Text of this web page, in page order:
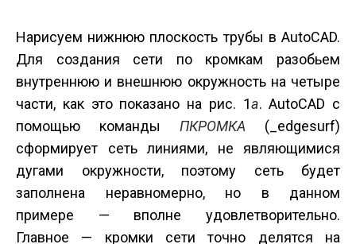
Нарисуем нижнюю плоскость трубы в AutoCAD.
Для создания сети по кромкам разобьем
внутреннюю и внешнюю окружность на четыре
части, как это показано на рис. 1а. AutoCAD с
помощью команды П­КРОМКА (_edgesurf)
сформирует сеть линиями, не являющимися
дугами окружности, поэтому сеть будет
заполнена неравномерно, но в данном
примере — вполне удовлетворительно.
Главное — кромки сети точно делятся на